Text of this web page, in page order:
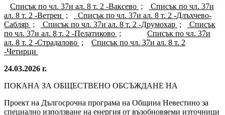
Списък по чл. 37и ал. 8 т. 2 -Ваксево ;
Списък по чл. 37и
ал. 8 т. 2 -Ветрен ;
Списък по чл. 37и ал. 8 т. 2 -Длъхчево-
Сабляр ; Списък по чл. 37и ал. 8 т. 2 -Друмохар ;
Списък
по чл. 37и ал. 8 т. 2 -Пелатиково ;
Списък по чл. 37и
ал. 8 т. 2 -Страдалово ;
Списък по чл. 37и ал. 8 т. 2
-Четирци
24.03.2026 г.
ПОКАНА ЗА ОБЩЕСТВЕНО ОБСЪЖДАНЕ НА
Проект на Дългосрочна програма на Община Невестино за
специално използване на енергия от възобновяеми източници